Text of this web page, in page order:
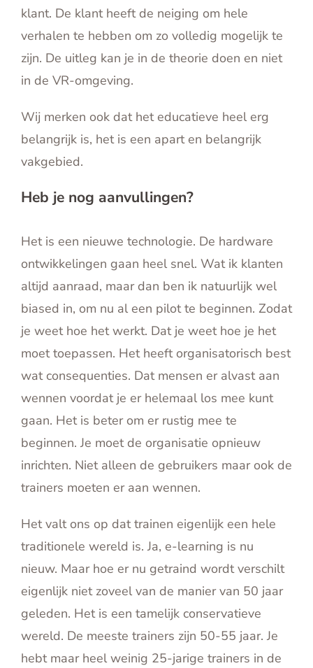
klant. De klant heeft de neiging om hele
verhalen te hebben om zo volledig mogelijk te
zijn. De uitleg kan je in de theorie doen en niet
in de VR-omgeving.
Wij merken ook dat het educatieve heel erg
belangrijk is, het is een apart en belangrijk
vakgebied.
Heb je nog aanvullingen?
Het is een nieuwe technologie. De hardware
ontwikkelingen gaan heel snel. Wat ik klanten
altijd aanraad, maar dan ben ik natuurlijk wel
biased in, om nu al een pilot te beginnen. Zodat
je weet hoe het werkt. Dat je weet hoe je het
moet toepassen. Het heeft organisatorisch best
wat consequenties. Dat mensen er alvast aan
wennen voordat je er helemaal los mee kunt
gaan. Het is beter om er rustig mee te
beginnen. Je moet de organisatie opnieuw
inrichten. Niet alleen de gebruikers maar ook de
trainers moeten er aan wennen.
Het valt ons op dat trainen eigenlijk een hele
traditionele wereld is. Ja, e-learning is nu
nieuw. Maar hoe er nu getraind wordt verschilt
eigenlijk niet zoveel van de manier van 50 jaar
geleden. Het is een tamelijk conservatieve
wereld. De meeste trainers zijn 50-55 jaar. Je
hebt maar heel weinig 25-jarige trainers in de